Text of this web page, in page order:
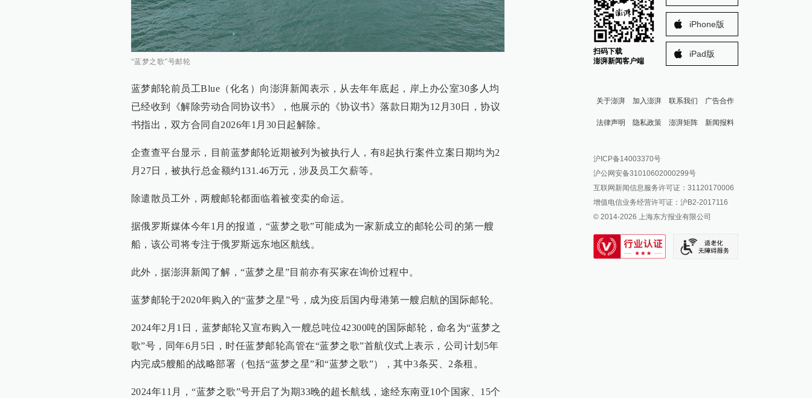
“蓝梦之歌”号邮轮
蓝梦邮轮前员工Blue（化名）向澎湃新闻表示，从去年年底起，岸上办公室30多人均
已经收到《解除劳动合同协议书》，他展示的《协议书》落款日期为12月30日，协议
书指出，双方合同自2026年1月30日起解除。
企查查平台显示，目前蓝梦邮轮近期被列为被执行人，有8起执行案件立案日期均为2
月27日，被执行总金额约131.46万元，涉及员工欠薪等。
除遣散员工外，两艘邮轮都面临着被变卖的命运。
据俄罗斯媒体今年1月的报道，“蓝梦之歌”可能成为一家新成立的邮轮公司的第一艘
船，该公司将专注于俄罗斯远东地区航线。
此外，据澎湃新闻了解，“蓝梦之星”目前亦有买家在询价过程中。
蓝梦邮轮于2020年购入的“蓝梦之星”号，成为疫后国内母港第一艘启航的国际邮轮。
2024年2月1日，蓝梦邮轮又宣布购入一艘总吨位42300吨的国际邮轮，命名为“蓝梦之
歌”号，同年6月5日，时任蓝梦邮轮高管在“蓝梦之歌”首航仪式上表示，公司计划5年
内完成5艘船的战略部署（包括“蓝梦之星”和“蓝梦之歌”），其中3条买、2条租。
2024年11月，“蓝梦之歌”号开启了为期33晚的超长航线，途经东南亚10个国家、15个
扫码下载
澎湃新闻客户端
iPhone版
iPad版
关于澎湃 加入澎湃 联系我们 广告合作
法律声明 隐私政策 澎湃矩阵
澎湃新闻公众号
澎湃新闻抖音号
派生万物开放平台
IP SHANGHAI
SIXTH TONE
新闻报料
报料邮箱: news@thepaper.cn
沪ICP备14003370号
沪公网安备31010602000299号
互联网新闻信息服务许可证：31120170006
增值电信业务经营许可证：沪B2-2017116
© 2014-2026 上海东方报业有限公司